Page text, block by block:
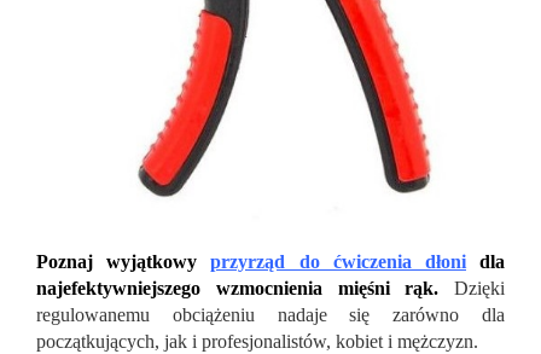
Poznaj wyjątkowy przyrząd do ćwiczenia dłoni
dla
najefektywniejszego wzmocnienia mięśni rąk. Dzięki
regulowanemu obciążeniu nadaje się zarówno dla
początkujących, jak i profesjonalistów, kobiet i mężczyzn.